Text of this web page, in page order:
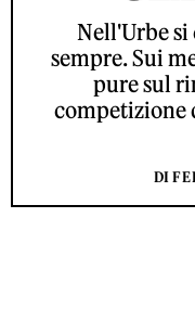
Nell'Urbe si
sempre. Sui
pure sul
competizione
DI